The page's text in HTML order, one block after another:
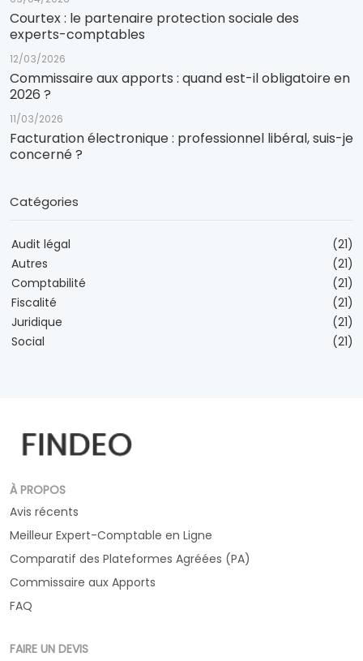
Courtex : le partenaire protection sociale des
experts-comptables
12/03/2026
Commissaire aux apports : quand est-il obligatoire en
2026 ?
11/03/2026
Facturation électronique : professionnel libéral, suis-je
concerné ?
Catégories
Audit légal
(21)
Autres
(21)
Comptabilité
(21)
Fiscalité
(21)
Juridique
(21)
Social
(21)
À PROPOS
Avis récents
Meilleur Expert-Comptable en Ligne
Comparatif des Plateformes Agréées (PA)
Commissaire aux Apports
FAQ
FAIRE UN DEVIS